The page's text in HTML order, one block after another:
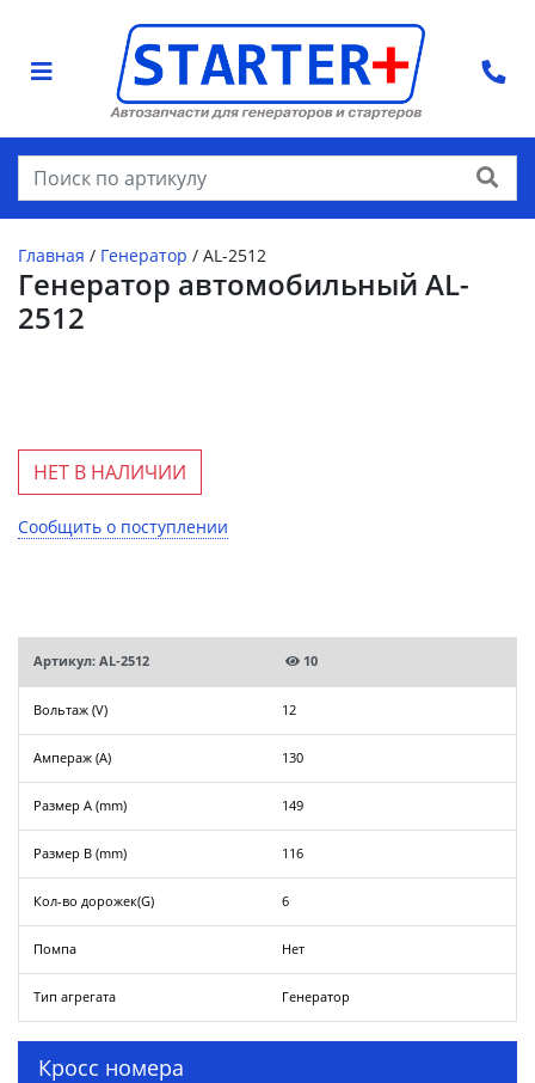
Найти
Главная / Генератор / AL-2512
Генератор автомобильный AL-
2512
НЕТ В НАЛИЧИИ
Сообщить о поступлении
Артикул: AL-2512 10
Вольтаж (V) 12
Ампераж (A) 130
Размер A (mm) 149
Размер B (mm) 116
Кол-во дорожек(G) 6
Помпа Нет
Тип агрегата Генератор
Кросс номера